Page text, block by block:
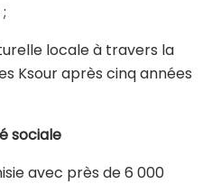
locale à travers la
Ksour après cinq années
sociale
avec près de 6 000